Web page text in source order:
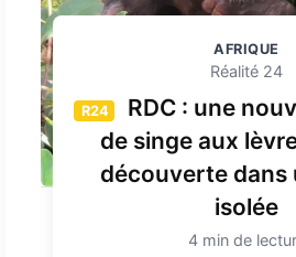
AFRIQUE
Réalité 24
R24
RDC : une
de singe aux
découverte dans
isolée
4 min de